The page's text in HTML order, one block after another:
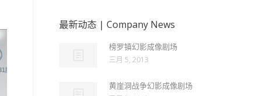
最新动态 | Company News
榜罗镇幻影成像剧场
三月 5, 2013
黄崖洞战争幻影成像剧场